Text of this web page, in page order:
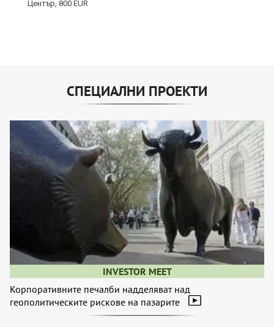
СПЕЦИАЛНИ ПРОЕКТИ
INVESTOR MEET
Корпоративните печалби надделяват над
геополитическите рискове на пазарите